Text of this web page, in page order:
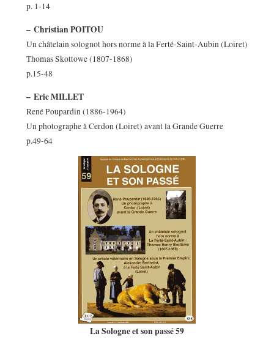
p. 1-14
– Christian POITOU
Un châtelain solognot hors norme à la Ferté-Saint-Aubin (Loiret)
Thomas Skottowe (1807-1868)
p.15-48
– Eric MILLET
René Poupardin (1886-1964)
Un photographe à Cerdon (Loiret) avant la Grande Guerre
p.49-64
La Sologne et son passé 59